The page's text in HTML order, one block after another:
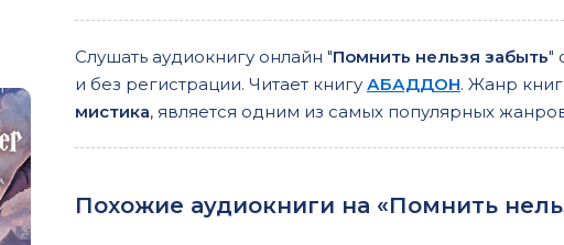
Слушать аудиокнигу онлайн "Помнить нельзя забыть"
и без регистрации. Читает книгу АБАДДОН. Жанр
мистика, является одним из самых популярных
Похожие аудиокниги на «Помнить